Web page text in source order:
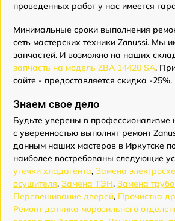
проведенных работ у нас имеется
Минимальные сроки выполнения
сеть мастерских техники Zanussi. Мы
запчастей. И возможно на наших
запчасть на модель ZBA 14420 SA.
сайте - предоставляется скидка -25%.
Знаем свое дело
Будьте уверены в профессионализме
с уверенностью выполнят ремонт
данным наших мастеров в Иркутске
наиболее востребованы следующие
утечки хладагента, Замена
осушителя, Замена ТЭН, Замена
Перевешивание дверей, Прочистка
Ремонт датчика морозильного